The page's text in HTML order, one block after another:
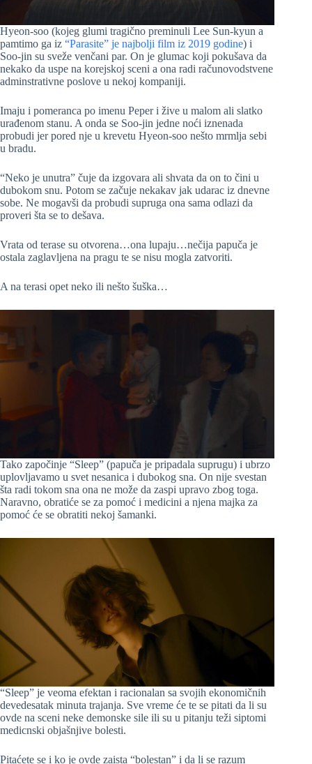
Hyeon-soo (kojeg glumi tragično preminuli Lee Sun-kyun a
pamtimo ga iz “Parasite” je najbolji film iz 2019 godine) i
Soo-jin su sveže venčani par. On je glumac koji pokušava da
nekako da uspe na korejskoj sceni a ona radi računovodstvene
adminstrativne poslove u nekoj kompaniji.
Imaju i pomeranca po imenu Peper i žive u malom ali slatko
urađenom stanu. A onda se Soo-jin jedne noći iznenada
probudi jer pored nje u krevetu Hyeon-soo nešto mrmlja sebi
u bradu.
“Neko je unutra” čuje da izgovara ali shvata da on to čini u
dubokom snu. Potom se začuje nekakav jak udarac iz dnevne
sobe. Ne mogavši da probudi supruga ona sama odlazi da
proveri šta se to dešava.
Vrata od terase su otvorena…ona lupaju…nečija papuča je
ostala zaglavljena na pragu te se nisu mogla zatvoriti.
A na terasi opet neko ili nešto šuška…
Tako započinje “Sleep” (papuča je pripadala suprugu) i ubrzo
uplovljavamo u svet nesanica i dubokog sna. On nije svestan
šta radi tokom sna ona ne može da zaspi upravo zbog toga.
Naravno, obratiće se za pomoć i medicini a njena majka za
pomoć će se obratiti nekoj šamanki.
“Sleep” je veoma efektan i racionalan sa svojih ekonomičnih
devedesatak minuta trajanja. Sve vreme će te se pitati da li su
ovde na sceni neke demonske sile ili su u pitanju teži siptomi
medicnski objašnjive bolesti.
Pitaćete se i ko je ovde zaista “bolestan” i da li se razum